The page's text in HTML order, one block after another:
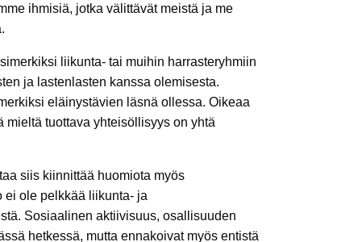
ihmisiä, jotka välittävät meistä ja me
liikunta- tai muihin harrasteryhmiin
ja lastenlasten kanssa olemisesta.
eläinystävien läsnä ollessa. Oikeaa
tuottava yhteisöllisyys on yhtä
siis kiinnittää huomiota myös
ei ole pelkkää liikunta- ja
Sosiaalinen aktiivisuus, osallisuuden
hetkessä, mutta ennakoivat myös entistä